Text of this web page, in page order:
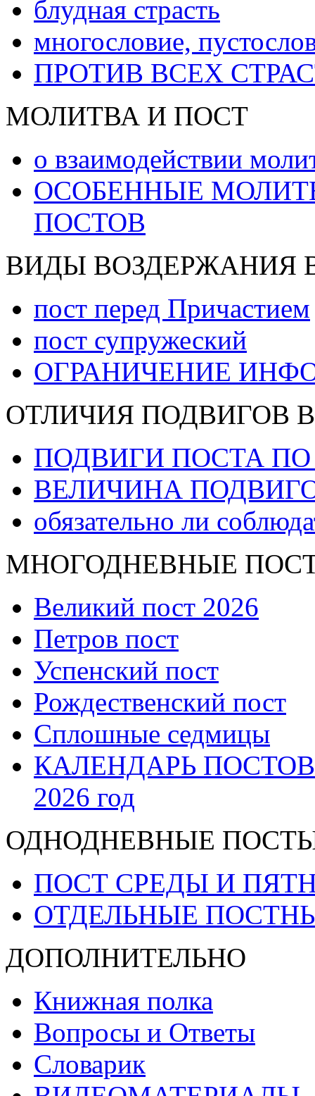
блудная страсть
многословие,
ПРОТИВ ВСЕХ
МОЛИТВА И ПОСТ
о взаимодействии
ОСОБЕННЫЕ
ПОСТОВ
ВИДЫ ВОЗДЕРЖАНИЯ
пост перед Причастием
пост супружеский
ОГРАНИЧЕНИЕ
ОТЛИЧИЯ ПОДВИГОВ
ПОДВИГИ ПОСТА
ВЕЛИЧИНА
обязательно ли
МНОГОДНЕВНЫЕ
Великий пост 2026
Петров пост
Успенский пост
Рождественский пост
Сплошные седмицы
КАЛЕНДАРЬ
2026 год
ОДНОДНЕВНЫЕ
ПОСТ СРЕДЫ И
ОТДЕЛЬНЫЕ
ДОПОЛНИТЕЛЬНО
Книжная полка
Вопросы и Ответы
Словарик